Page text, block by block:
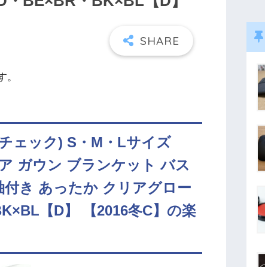
ェック) S・M・Lサイズ
ガウン ブランケット バス
き あったか クリアグロー
【D】 【2016冬C】の楽